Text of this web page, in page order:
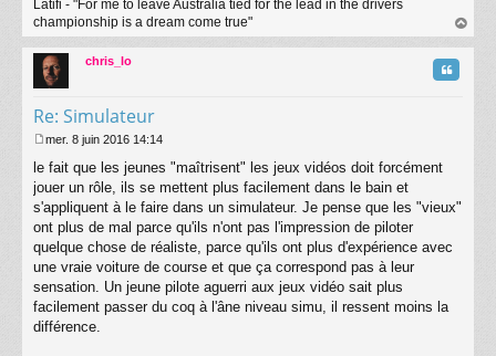
Latifi - "For me to leave Australia tied for the lead in the drivers
championship is a dream come true"
au
chris_lo
Re: Simulateur
Citation
e
s
a
g
e
mer. 8 juin 2016 14:14
le fait que les jeunes "maîtrisent" les jeux vidéos doit forcément
jouer un rôle, ils se mettent plus facilement dans le bain et
s'appliquent à le faire dans un simulateur. Je pense que les "vieux"
ont plus de mal parce qu'ils n'ont pas l'impression de piloter
quelque chose de réaliste, parce qu'ils ont plus d'expérience avec
une vraie voiture de course et que ça correspond pas à leur
sensation. Un jeune pilote aguerri aux jeux vidéo sait plus
facilement passer du coq à l'âne niveau simu, il ressent moins la
différence.